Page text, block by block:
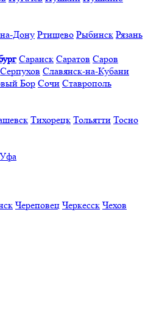
Дону Ртищево Рыбинск Рязань
Саранск Саратов Саров
Серпухов Славянск-на-Кубани
Бор Сочи Ставрополь
Тихорецк Тольятти Тосно
Уфа
Череповец Черкесск Чехов